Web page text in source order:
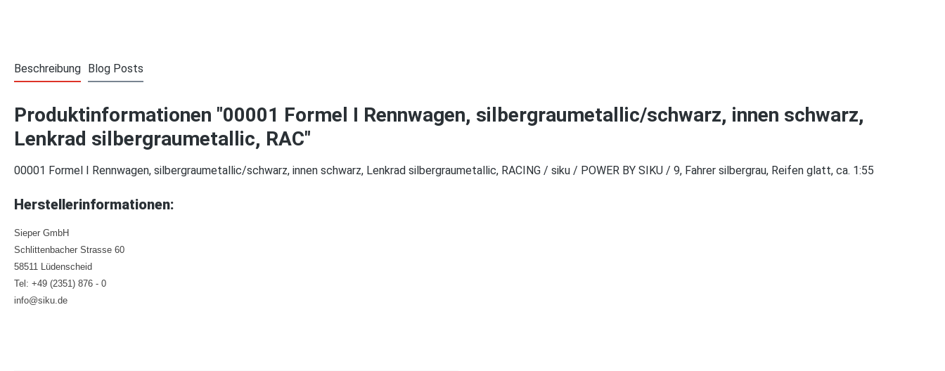
Beschreibung Blog Posts
Produktinformationen "00001 Formel I Rennwagen, silbergraumetallic/schwarz, innen schwarz,
Lenkrad silbergraumetallic, RAC"
00001 Formel I Rennwagen, silbergraumetallic/schwarz, innen schwarz, Lenkrad silbergraumetallic, RACING / siku / POWER BY SIKU / 9, Fahrer silbergrau, Reifen glatt, ca. 1:55
Herstellerinformationen:
Sieper GmbH
Schlittenbacher Strasse 60
58511 Lüdenscheid
Tel: +49 (2351) 876 - 0
info@siku.de